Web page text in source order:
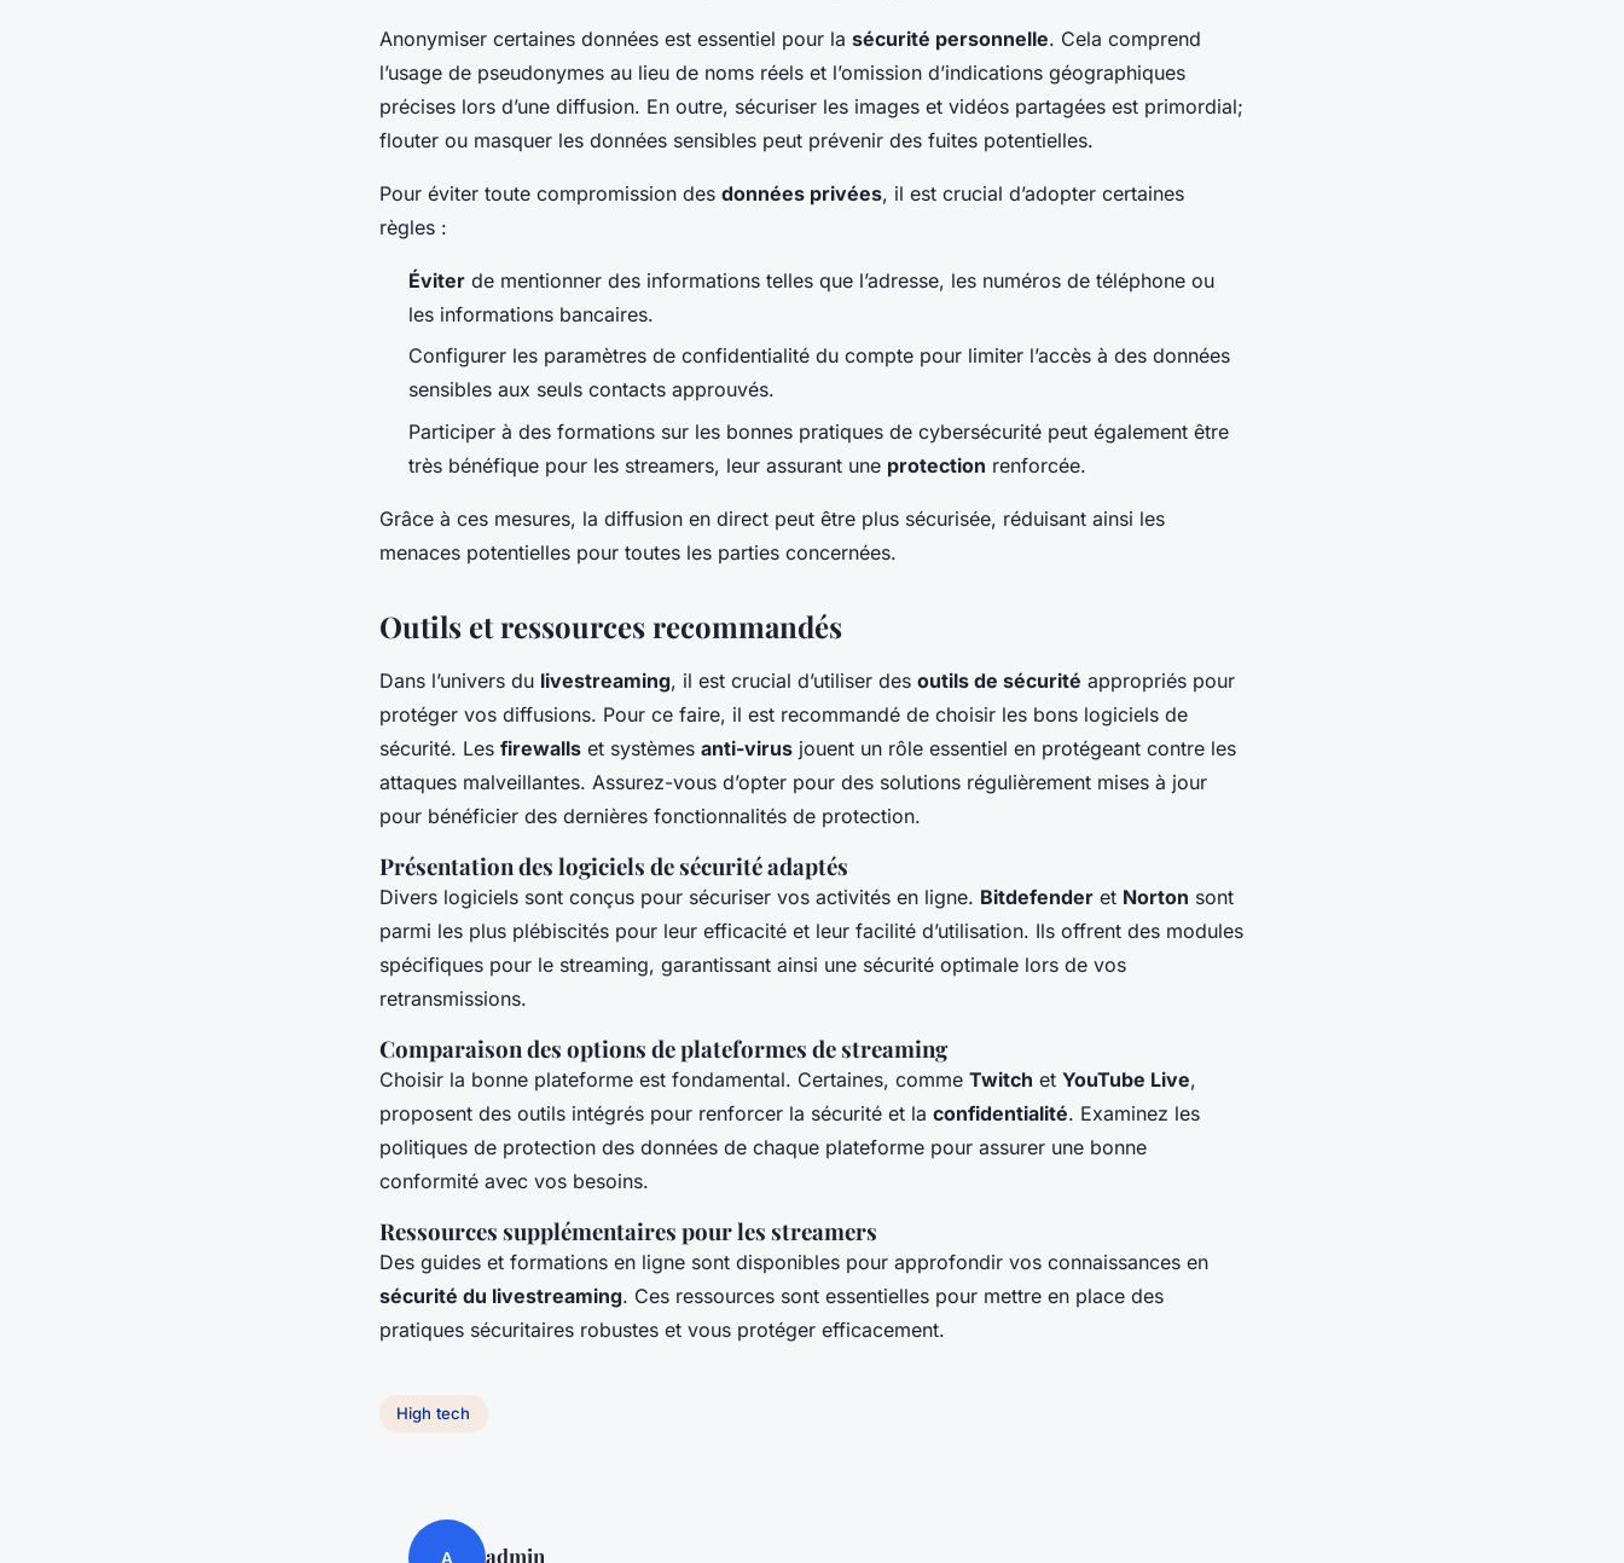
Anonymiser certaines données est essentiel pour la sécurité personnelle. Cela comprend
l’usage de pseudonymes au lieu de noms réels et l’omission d’indications géographiques
précises lors d’une diffusion. En outre, sécuriser les images et vidéos partagées est primordial;
flouter ou masquer les données sensibles peut prévenir des fuites potentielles.
Pour éviter toute compromission des données privées, il est crucial d’adopter certaines
règles :
Éviter de mentionner des informations telles que l’adresse, les numéros de téléphone ou
les informations bancaires.
Configurer les paramètres de confidentialité du compte pour limiter l’accès à des données
sensibles aux seuls contacts approuvés.
Participer à des formations sur les bonnes pratiques de cybersécurité peut également être
très bénéfique pour les streamers, leur assurant une protection renforcée.
Grâce à ces mesures, la diffusion en direct peut être plus sécurisée, réduisant ainsi les
menaces potentielles pour toutes les parties concernées.
Outils et ressources recommandés
Dans l’univers du livestreaming, il est crucial d’utiliser des outils de sécurité appropriés pour
protéger vos diffusions. Pour ce faire, il est recommandé de choisir les bons logiciels de
sécurité. Les firewalls et systèmes anti-virus jouent un rôle essentiel en protégeant contre les
attaques malveillantes. Assurez-vous d’opter pour des solutions régulièrement mises à jour
pour bénéficier des dernières fonctionnalités de protection.
Présentation des logiciels de sécurité adaptés
Divers logiciels sont conçus pour sécuriser vos activités en ligne. Bitdefender et Norton sont
parmi les plus plébiscités pour leur efficacité et leur facilité d’utilisation. Ils offrent des modules
spécifiques pour le streaming, garantissant ainsi une sécurité optimale lors de vos
retransmissions.
Comparaison des options de plateformes de streaming
Choisir la bonne plateforme est fondamental. Certaines, comme Twitch et YouTube Live,
proposent des outils intégrés pour renforcer la sécurité et la confidentialité. Examinez les
politiques de protection des données de chaque plateforme pour assurer une bonne
conformité avec vos besoins.
Ressources supplémentaires pour les streamers
Des guides et formations en ligne sont disponibles pour approfondir vos connaissances en
sécurité du livestreaming. Ces ressources sont essentielles pour mettre en place des
pratiques sécuritaires robustes et vous protéger efficacement.
High tech
A admin